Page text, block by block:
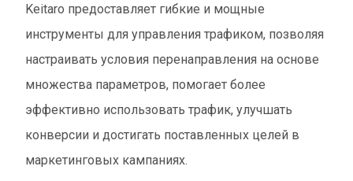
Keitaro предоставляет гибкие и мощные
инструменты для управления трафиком, позволяя
настраивать условия перенаправления на основе
множества параметров, помогает более
эффективно использовать трафик, улучшать
конверсии и достигать поставленных целей в
маркетинговых кампаниях.